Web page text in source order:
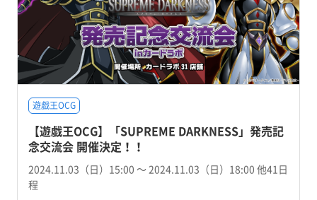
遊戯王OCG
【遊戯王OCG】「SUPREME DARKNESS」発売記
念交流会 開催決定！！
2024.11.03（日）15:00 〜 2024.11.03（日）18:00 他41日
程